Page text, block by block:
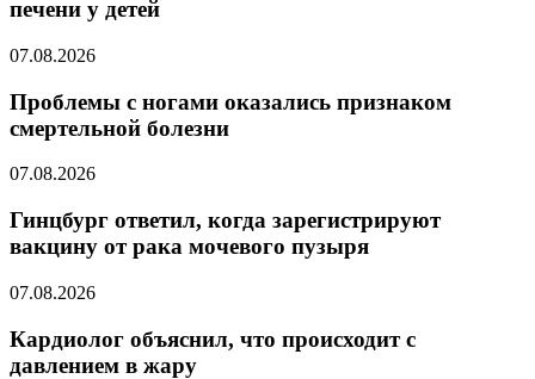
печени у детей
07.08.2026
Проблемы с ногами оказались признаком
смертельной болезни
07.08.2026
Гинцбург ответил, когда зарегистрируют
вакцину от рака мочевого пузыря
07.08.2026
Кардиолог объяснил, что происходит с
давлением в жару